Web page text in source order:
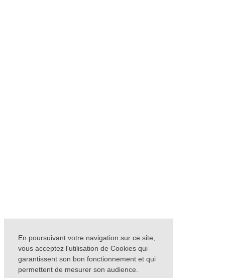
En poursuivant votre navigation sur ce site,
vous acceptez l'utilisation de Cookies qui
garantissent son bon fonctionnement et qui
permettent de mesurer son audience.